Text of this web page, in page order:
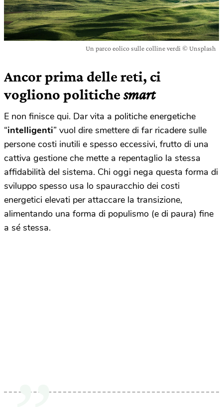
Un parco eolico sulle colline verdi © Unsplash
Ancor prima delle reti, ci
vogliono politiche smart
E non finisce qui. Dar vita a politiche energetiche
“intelligenti” vuol dire smettere di far ricadere sulle
persone costi inutili e spesso eccessivi, frutto di una
cattiva gestione che mette a repentaglio la stessa
affidabilità del sistema. Chi oggi nega questa forma di
sviluppo spesso usa lo spauracchio dei costi
energetici elevati per attaccare la transizione,
alimentando una forma di populismo (e di paura) fine
a sé stessa.